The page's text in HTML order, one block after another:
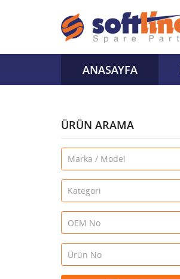
ANASAYFA
ÜRÜN ARAMA